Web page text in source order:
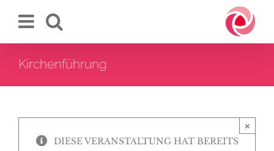
Inhalt
Kirchenführung
×
DIESE VERANSTALTUNG HAT BEREITS